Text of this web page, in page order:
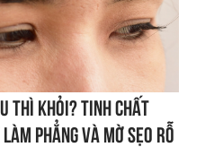
thì khỏi? Tinh chất
phẳng và mờ sẹo rỗ